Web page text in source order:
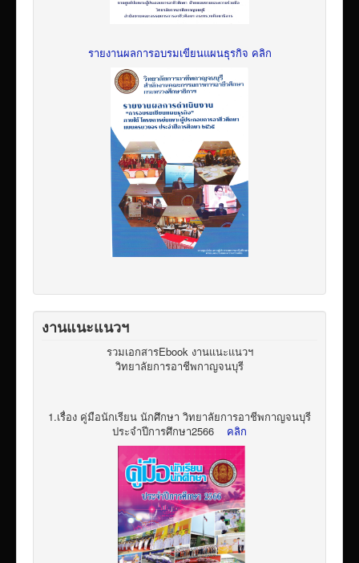
รายงานผลการอบรมเขียนแผนธุรกิจ คลิก
งานแนะแนวฯ
รวมเอกสารEbook งานแนะแนวฯ
วิทยาลัยการอาชีพกาญจนบุรี
1.เรื่อง คู่มือนักเรียน นักศึกษา วิทยาลัยการอาชีพกาญจนบุรี
ประจำปีการศึกษา2566
คลิก